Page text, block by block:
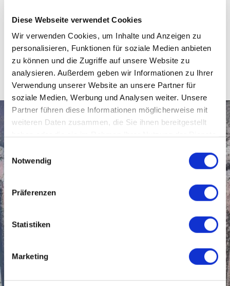
Diese Webseite verwendet Cookies
Wir verwenden Cookies, um Inhalte und Anzeigen zu
personalisieren, Funktionen für soziale Medien anbieten
zu können und die Zugriffe auf unsere Website zu
analysieren. Außerdem geben wir Informationen zu Ihrer
Verwendung unserer Website an unsere Partner für
soziale Medien, Werbung und Analysen weiter. Unsere
Partner führen diese Informationen möglicherweise mit
weiteren Daten zusammen, die Sie ihnen bereitgestellt
Einwilligungsauswahl
Notwendig
Präferenzen
Statistiken
Marketing